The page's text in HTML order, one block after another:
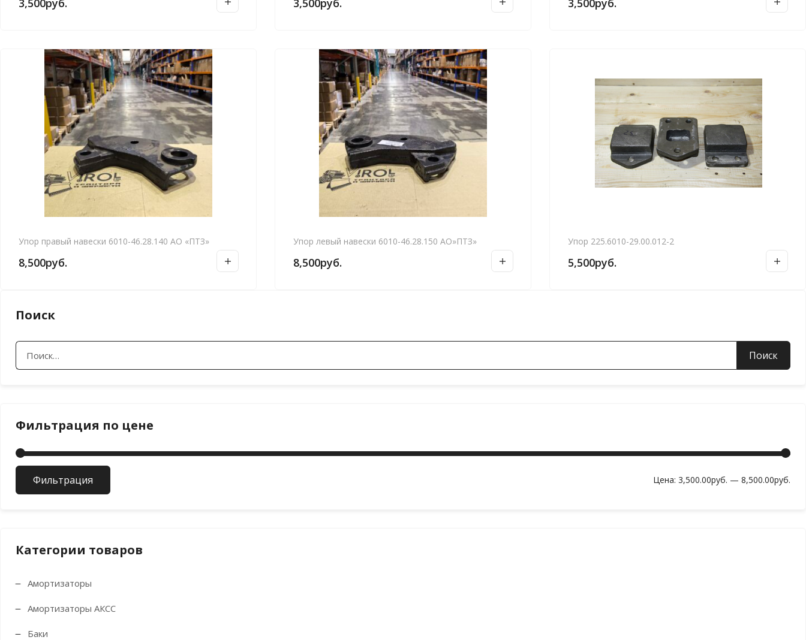
в
н
и
е
3,500руб. 3,500руб. 3,500руб.
Упор правый навески 6010-46.28.140 АО «ПТЗ»
8,500руб.
Упор левый навески 6010-46.28.150 АО»ПТЗ»
8,500руб.
Упор 225.6010-29.00.012-2
5,500руб.
Поиск
Найти:
Фильтрация по цене
Фильтрация Цена: 3,500.00руб. — 8,500.00руб.
Категории товаров
Амортизаторы
Амортизаторы АКСС
Баки